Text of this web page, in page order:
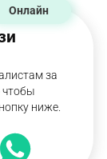
за
чтобы
ниже.
Онлайн